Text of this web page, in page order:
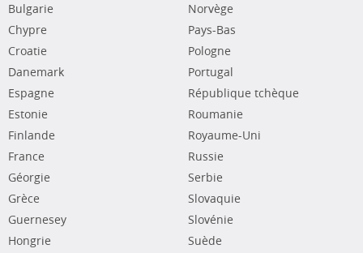
Bulgarie
Chypre
Croatie
Danemark
Espagne
Estonie
Finlande
France
Géorgie
Grèce
Guernesey
Hongrie
Norvège
Pays-Bas
Pologne
Portugal
République tchèque
Roumanie
Royaume-Uni
Russie
Serbie
Slovaquie
Slovénie
Suède